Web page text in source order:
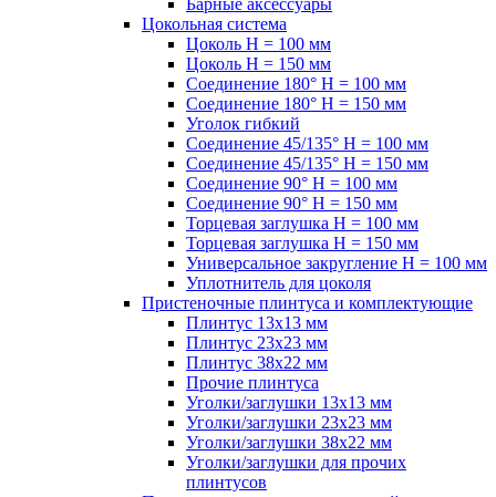
Цокольная система
Цоколь H = 100 мм
Цоколь H = 150 мм
Соединение 180° H = 100 мм
Соединение 180° H = 150 мм
Уголок гибкий
Соединение 45/135° H = 100 мм
Соединение 45/135° H = 150 мм
Соединение 90° H = 100 мм
Соединение 90° H = 150 мм
Торцевая заглушка H = 100 мм
Торцевая заглушка H = 150 мм
Универсальное закругление H = 100 мм
Уплотнитель для цоколя
Пристеночные плинтуса и комплектующие
Плинтус 13х13 мм
Плинтус 23х23 мм
Плинтус 38х22 мм
Прочие плинтуса
Уголки/заглушки 13х13 мм
Уголки/заглушки 23х23 мм
Уголки/заглушки 38х22 мм
Уголки/заглушки для прочих
плинтусов